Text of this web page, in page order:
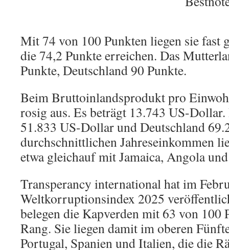
Mit 74 von 100 Punkten liegen sie fast
die 74,2 Punkte erreichen. Das
Punkte, Deutschland 90 Punkte.
Beim Bruttoinlandsprodukt pro
rosig aus. Es beträgt 13.743 US-
51.833 US-Dollar und Deutschland
durchschnittlichen Jahreseinkommen
etwa gleichauf mit Jamaica, Angola
Transperancy international hat im
Weltkorruptionsindex 2025
belegen die Kapverden mit 63 von 100
Rang. Sie liegen damit im oberen
Portugal, Spanien und Italien, die die